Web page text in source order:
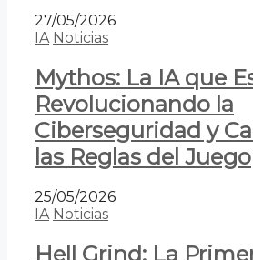
27/05/2026
IA Noticias
Mythos: La IA que
Revolucionando la
Ciberseguridad y
las Reglas del Juego
25/05/2026
IA Noticias
Hell Grind: La